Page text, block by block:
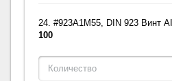
24. #923A1M55, DIN 923 Винт
100